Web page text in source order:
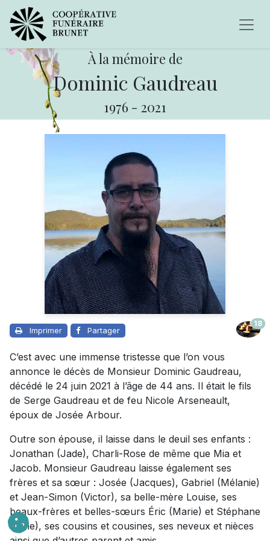
À la mémoire de
Dominic Gaudreau
1976 - 2021
Imprimer Partager
18
C’est avec une immense tristesse que l’on vous
annonce le décès de Monsieur Dominic Gaudreau,
décédé le 24 juin 2021 à l’âge de 44 ans. Il était le fils
de Serge Gaudreau et de feu Nicole Arseneault,
époux de Josée Arbour.
Outre son épouse, il laisse dans le deuil ses enfants :
Jonathan (Jade), Charli-Rose de même que Mia et
Jacob. Monsieur Gaudreau laisse également ses
frères et sa sœur : Josée (Jacques), Gabriel (Mélanie)
et Jean-Simon (Victor), sa belle-mère Louise, ses
beaux-frères et belles-sœurs Éric (Marie) et Stéphane
(Lyne), ses cousins et cousines, ses neveux et nièces